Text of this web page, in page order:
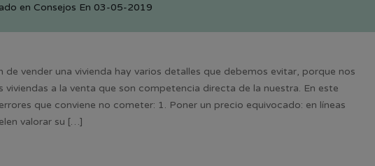
en Consejos En 03-05-2019
de vender una vivienda hay varios detalles que debemos evitar, porque nos
a la venta que son competencia directa de la nuestra. En este
que conviene no cometer: 1. Poner un precio equivocado: en líneas
valorar su […]